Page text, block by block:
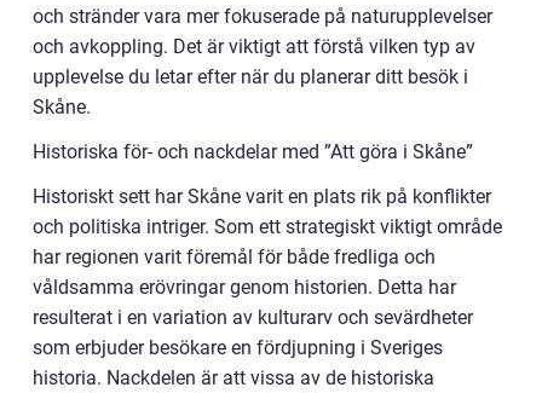
och stränder vara mer fokuserade på naturupplevelser
och avkoppling. Det är viktigt att förstå vilken typ av
upplevelse du letar efter när du planerar ditt besök i
Skåne.
Historiska för- och nackdelar med ”Att göra i Skåne”
Historiskt sett har Skåne varit en plats rik på konflikter
och politiska intriger. Som ett strategiskt viktigt område
har regionen varit föremål för både fredliga och
våldsamma erövringar genom historien. Detta har
resulterat i en variation av kulturarv och sevärdheter
som erbjuder besökare en fördjupning i Sveriges
historia. Nackdelen är att vissa av de historiska